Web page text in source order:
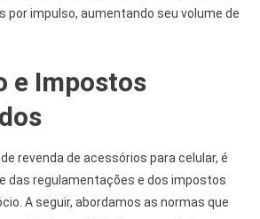
por impulso, aumentando seu volume de
e Impostos
revenda de acessórios para celular, é
das regulamentações e dos impostos
A seguir, abordamos as normas que